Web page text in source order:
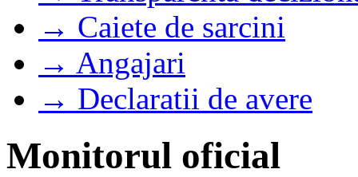
→ Caiete de sarcini
→ Angajari
→ Declaratii de avere
Monitorul oficial